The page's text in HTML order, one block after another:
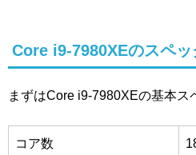
Core i9-7980XEのスペッ
まずはCore i9-7980XEの基本ス
コア数